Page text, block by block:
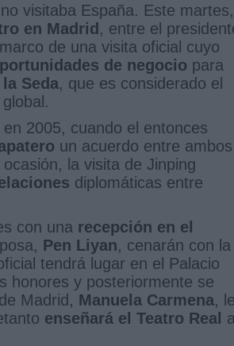
no visitaba España. Este
en Madrid, entre el
de una visita oficial cuyo
de negocio para
Seda, que es considerado el
2005, cuando el entonces
un acuerdo entre ambos
la visita de Jinping
diplomáticas entre
con una recepción en el
Pen Liyan, cenarán con la
tendrá lugar en el Palacio
honores y posteriormente se
Madrid, Manuela Carmena,
enseñará el Teatro Real